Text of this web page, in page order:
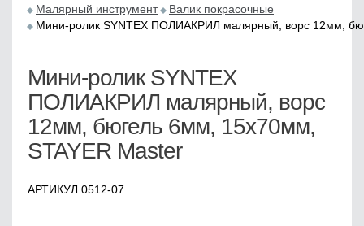
Малярный инструмент
Валик покрасочные
Мини-ролик SYNTEX ПОЛИАКРИЛ малярный, ворс 12мм,
Мини-ролик SYNTEX
ПОЛИАКРИЛ малярный, ворс
12мм, бюгель 6мм, 15х70мм,
STAYER Master
АРТИКУЛ 0512-07